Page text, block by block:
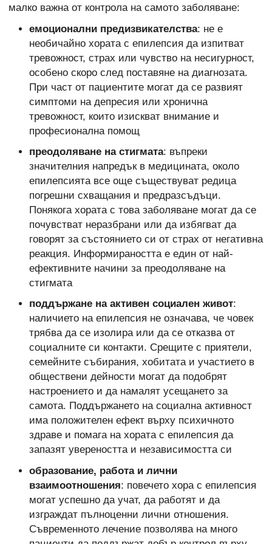
малко важна от контрола на самото заболяване:
емоционални предизвикателства: не е
необичайно хората с епилепсия да изпитват
тревожност, страх или чувство на несигурност,
особено скоро след поставяне на диагнозата.
При част от пациентите могат да се развият
симптоми на депресия или хронична
тревожност, които изискват внимание и
професионална помощ
преодоляване на стигмата: въпреки
значителния напредък в медицината, около
епилепсията все още съществуват редица
погрешни схващания и предразсъдъци.
Понякога хората с това заболяване могат да се
почувстват неразбрани или да избягват да
говорят за състоянието си от страх от негативна
реакция. Информираността е един от най-
ефективните начини за преодоляване на
стигмата
поддържане на активен социален живот:
наличието на епилепсия не означава, че човек
трябва да се изолира или да се отказва от
социалните си контакти. Срещите с приятели,
семейните събирания, хобитата и участието в
обществени дейности могат да подобрят
настроението и да намалят усещането за
самота. Поддържането на социална активност
има положителен ефект върху психичното
здраве и помага на хората с епилепсия да
запазят увереността и независимостта си
образование, работа и лични
взаимоотношения: повечето хора с епилепсия
могат успешно да учат, да работят и да
изграждат пълноценни лични отношения.
Съвременното лечение позволява на много